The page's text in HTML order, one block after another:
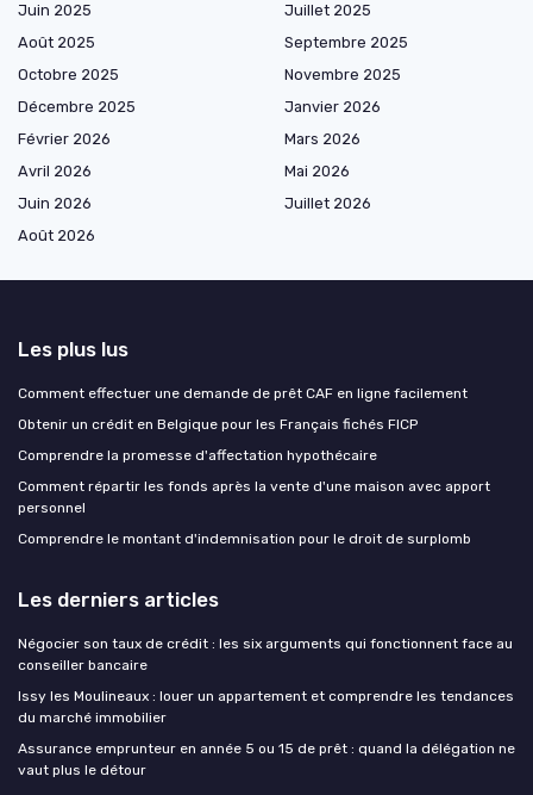
Juin 2025
Juillet 2025
Août 2025
Septembre 2025
Octobre 2025
Novembre 2025
Décembre 2025
Janvier 2026
Février 2026
Mars 2026
Avril 2026
Mai 2026
Juin 2026
Juillet 2026
Août 2026
Les plus lus
Comment effectuer une demande de prêt CAF en ligne facilement
Obtenir un crédit en Belgique pour les Français fichés FICP
Comprendre la promesse d'affectation hypothécaire
Comment répartir les fonds après la vente d'une maison avec apport
personnel
Comprendre le montant d'indemnisation pour le droit de surplomb
Les derniers articles
Négocier son taux de crédit : les six arguments qui fonctionnent face au
conseiller bancaire
Issy les Moulineaux : louer un appartement et comprendre les tendances
du marché immobilier
Assurance emprunteur en année 5 ou 15 de prêt : quand la délégation ne
vaut plus le détour